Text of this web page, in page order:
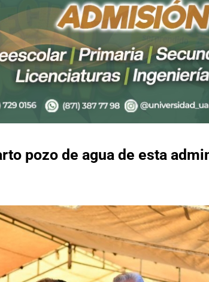
pozo de agua de esta